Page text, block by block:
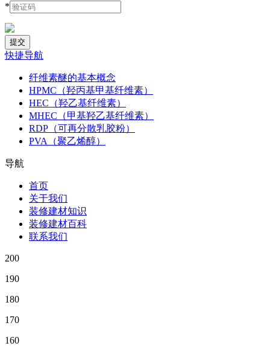
*
快捷导航
纤维素醚的基本概念
HPMC（羟丙基甲基纤维素）
HEC（羟乙基纤维素）
MHEC（甲基羟乙基纤维素）
RDP（可再分散乳胶粉）
PVA（聚乙烯醇）
导航
首页
关于我们
装修建材知识
装修建材百科
联系我们
200
190
180
170
160